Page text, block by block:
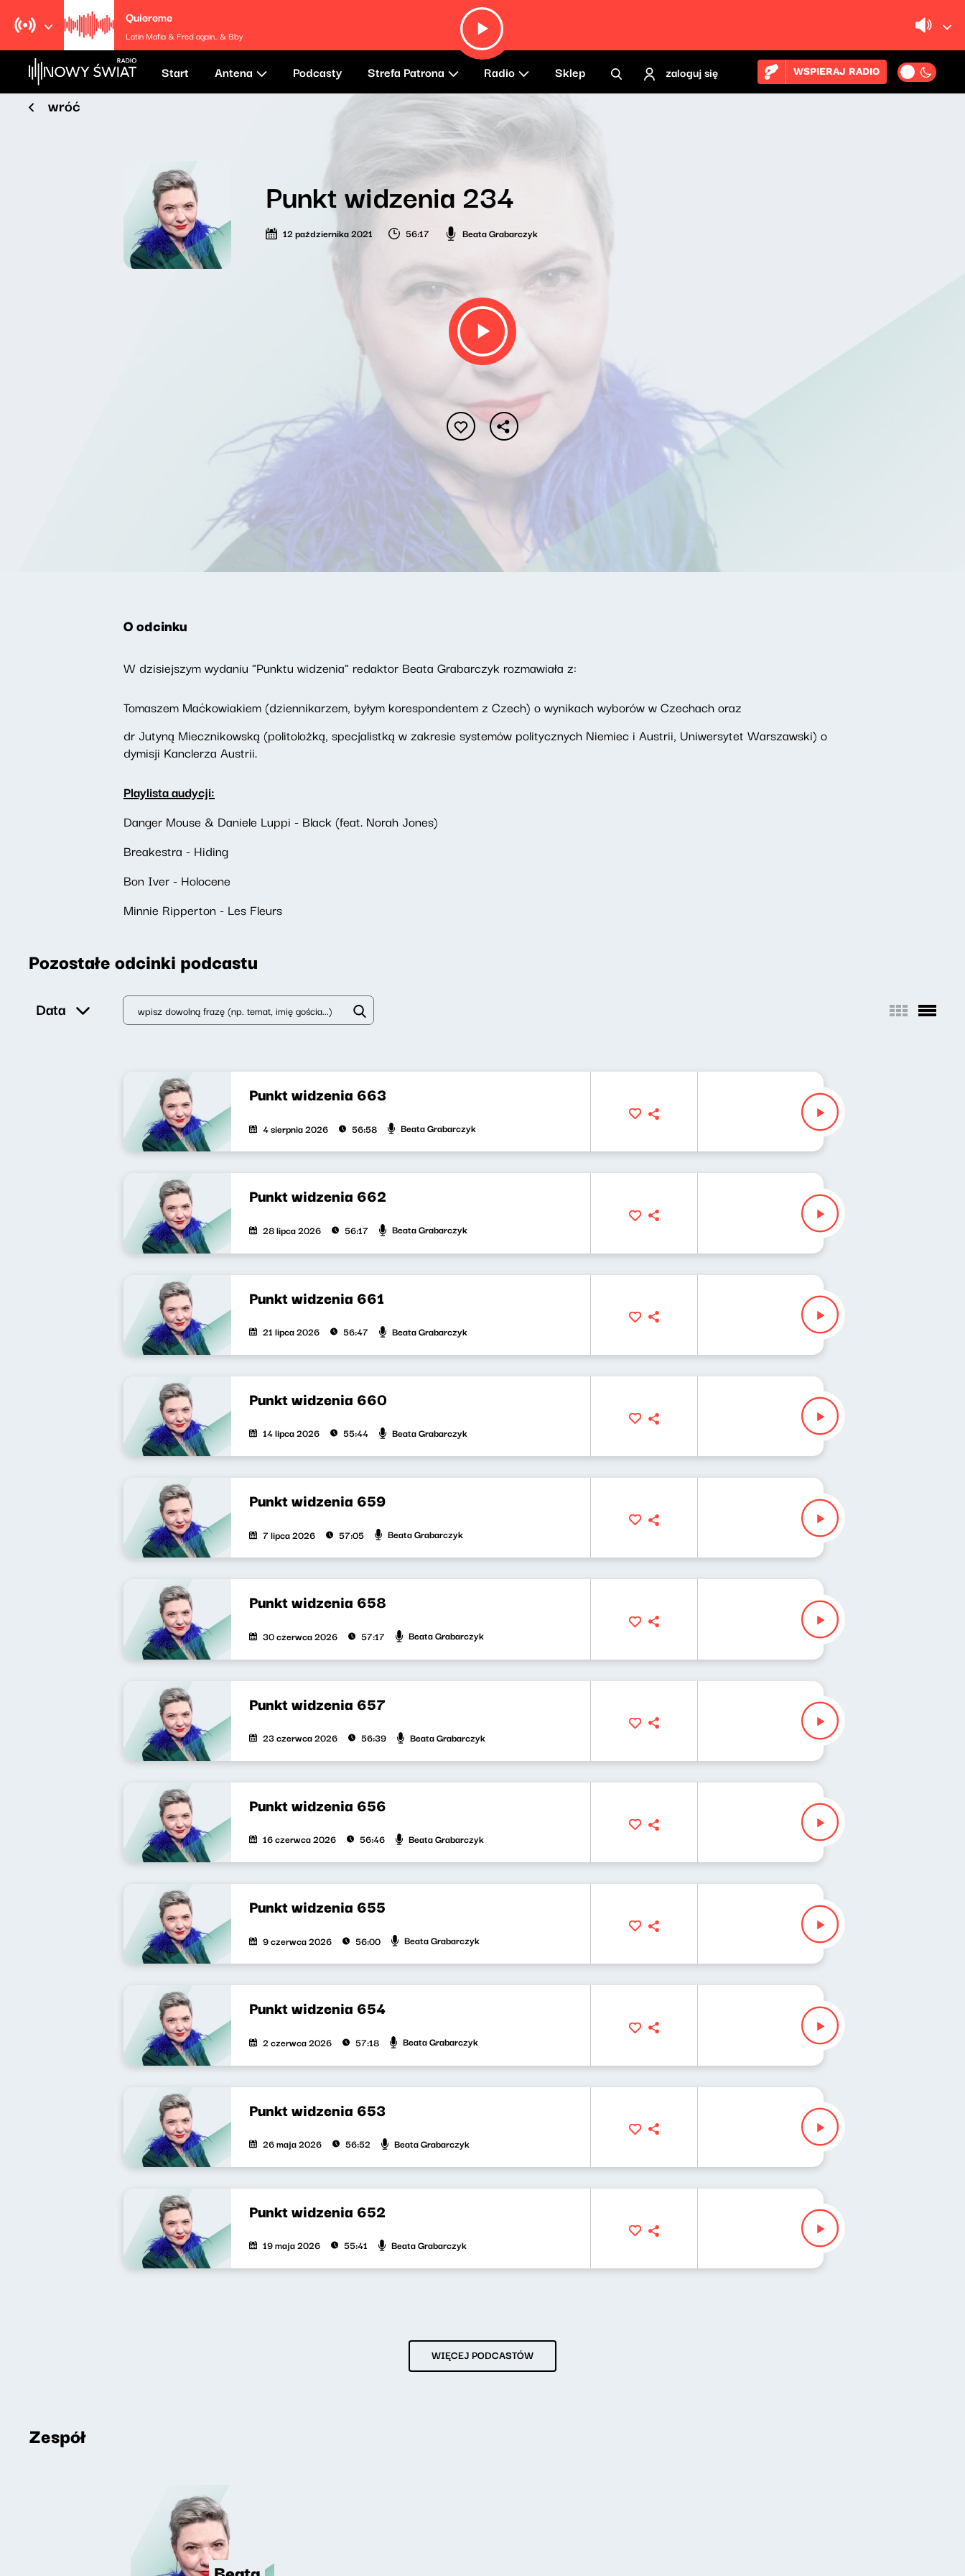
Quiereme
Latin Mafia & Fred again.. & Bby
Start Antena Podcasty Strefa Patrona Radio Sklep zaloguj się WSPIERAJ RADIO
wróć
Punkt widzenia 234
12 października 2021 56:17 Beata Grabarczyk
O odcinku
W dzisiejszym wydaniu "Punktu widzenia" redaktor Beata Grabarczyk rozmawiała z:
Tomaszem Maćkowiakiem (dziennikarzem, byłym korespondentem z Czech) o wynikach wyborów w Czechach oraz
dr Jutyną Miecznikowską (politolożką, specjalistką w zakresie systemów politycznych Niemiec i Austrii, Uniwersytet Warszawski) o
dymisji Kanclerza Austrii.
Playlista audycji:
Danger Mouse & Daniele Luppi - Black (feat. Norah Jones)
Breakestra - Hiding
Bon Iver - Holocene
Minnie Ripperton - Les Fleurs
Pozostałe odcinki podcastu
Data
Punkt widzenia 663
4 sierpnia 2026 56:58 Beata Grabarczyk
Punkt widzenia 662
28 lipca 2026 56:17 Beata Grabarczyk
Punkt widzenia 661
21 lipca 2026 56:47 Beata Grabarczyk
Punkt widzenia 660
14 lipca 2026 55:44 Beata Grabarczyk
Punkt widzenia 659
7 lipca 2026 57:05 Beata Grabarczyk
Punkt widzenia 658
30 czerwca 2026 57:17 Beata Grabarczyk
Punkt widzenia 657
23 czerwca 2026 56:39 Beata Grabarczyk
Punkt widzenia 656
16 czerwca 2026 56:46 Beata Grabarczyk
Punkt widzenia 655
9 czerwca 2026 56:00 Beata Grabarczyk
Punkt widzenia 654
2 czerwca 2026 57:18 Beata Grabarczyk
Punkt widzenia 653
26 maja 2026 56:52 Beata Grabarczyk
Punkt widzenia 652
19 maja 2026 55:41 Beata Grabarczyk
WIĘCEJ PODCASTÓW
Zespół